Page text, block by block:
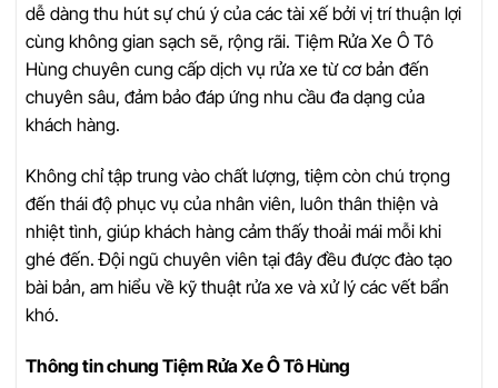
dễ dàng thu hút sự chú ý của các tài xế bởi vị trí thuận lợi
cùng không gian sạch sẽ, rộng rãi. Tiệm Rửa Xe Ô Tô
Hùng chuyên cung cấp dịch vụ rửa xe từ cơ bản đến
chuyên sâu, đảm bảo đáp ứng nhu cầu đa dạng của
khách hàng.
Không chỉ tập trung vào chất lượng, tiệm còn chú trọng
đến thái độ phục vụ của nhân viên, luôn thân thiện và
nhiệt tình, giúp khách hàng cảm thấy thoải mái mỗi khi
ghé đến. Đội ngũ chuyên viên tại đây đều được đào tạo
bài bản, am hiểu về kỹ thuật rửa xe và xử lý các vết bẩn
khó.
Thông tin chung Tiệm Rửa Xe Ô Tô Hùng